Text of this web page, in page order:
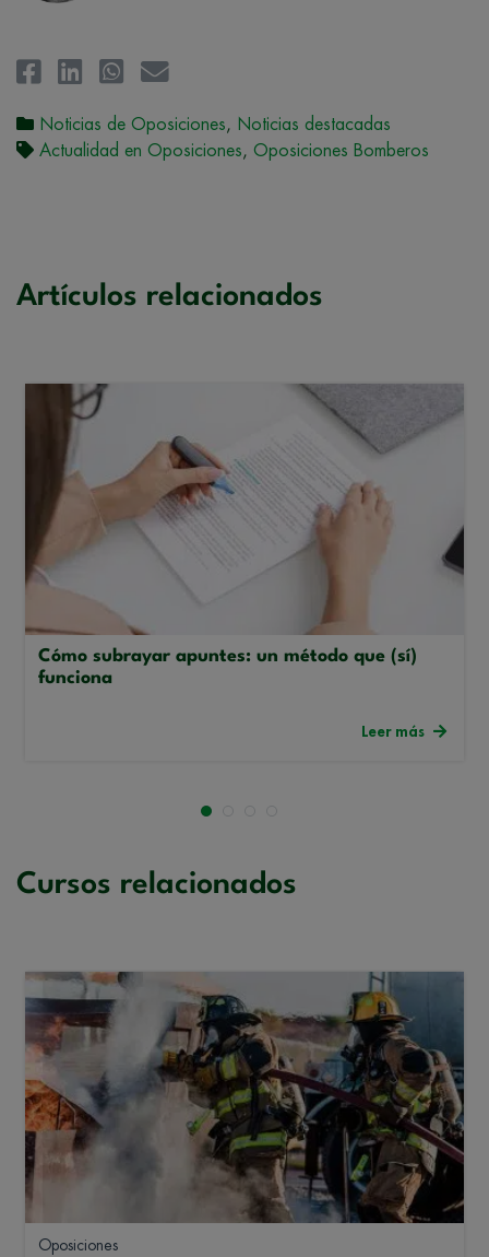
Noticias de Oposiciones, Noticias destacadas
Actualidad en Oposiciones, Oposiciones Bomberos
Artículos relacionados
Cómo subrayar apuntes: un método que (sí)
funciona
Leer más
Cursos relacionados
Oposiciones